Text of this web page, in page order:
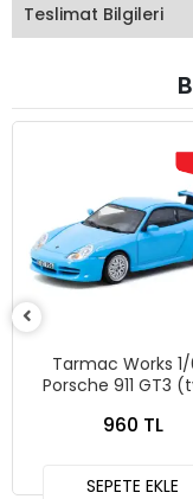
Teslimat Bilgileri
Tarmac Works
Porsche 911 GT3
Works X iXO
960 TL
SEPETE EKLE